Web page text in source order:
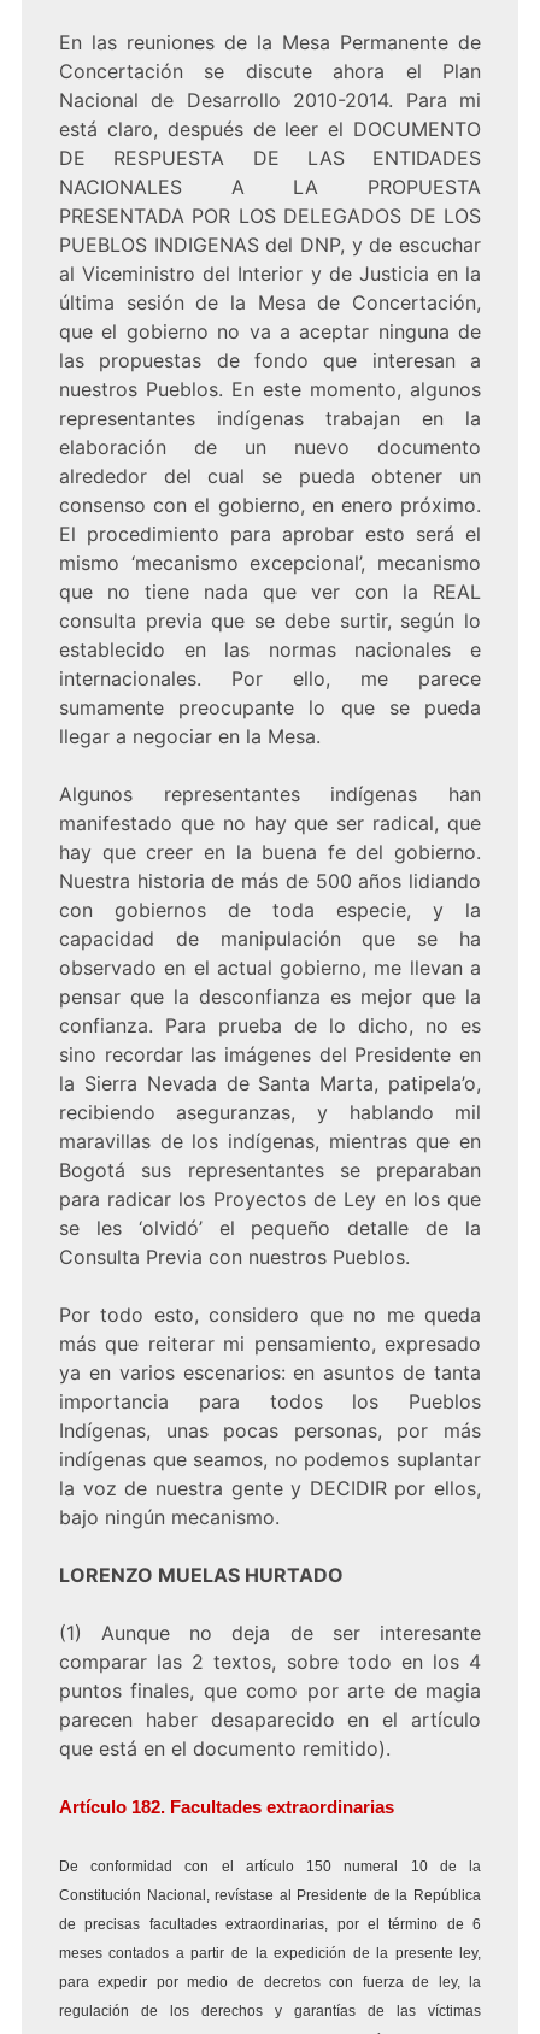
En las reuniones de la Mesa Permanente de
Concertación se discute ahora el Plan
Nacional de Desarrollo 2010-2014. Para mi
está claro, después de leer el DOCUMENTO
DE RESPUESTA DE LAS ENTIDADES
NACIONALES A LA PROPUESTA
PRESENTADA POR LOS DELEGADOS DE LOS
PUEBLOS INDIGENAS del DNP, y de escuchar
al Viceministro del Interior y de Justicia en la
última sesión de la Mesa de Concertación,
que el gobierno no va a aceptar ninguna de
las propuestas de fondo que interesan a
nuestros Pueblos. En este momento, algunos
representantes indígenas trabajan en la
elaboración de un nuevo documento
alrededor del cual se pueda obtener un
consenso con el gobierno, en enero próximo.
El procedimiento para aprobar esto será el
mismo ‘mecanismo excepcional’, mecanismo
que no tiene nada que ver con la REAL
consulta previa que se debe surtir, según lo
establecido en las normas nacionales e
internacionales. Por ello, me parece
sumamente preocupante lo que se pueda
llegar a negociar en la Mesa.
Algunos representantes indígenas han
manifestado que no hay que ser radical, que
hay que creer en la buena fe del gobierno.
Nuestra historia de más de 500 años lidiando
con gobiernos de toda especie, y la
capacidad de manipulación que se ha
observado en el actual gobierno, me llevan a
pensar que la desconfianza es mejor que la
confianza. Para prueba de lo dicho, no es
sino recordar las imágenes del Presidente en
la Sierra Nevada de Santa Marta, patipela’o,
recibiendo aseguranzas, y hablando mil
maravillas de los indígenas, mientras que en
Bogotá sus representantes se preparaban
para radicar los Proyectos de Ley en los que
se les ‘olvidó’ el pequeño detalle de la
Consulta Previa con nuestros Pueblos.
Por todo esto, considero que no me queda
más que reiterar mi pensamiento, expresado
ya en varios escenarios: en asuntos de tanta
importancia para todos los Pueblos
Indígenas, unas pocas personas, por más
indígenas que seamos, no podemos suplantar
la voz de nuestra gente y DECIDIR por ellos,
bajo ningún mecanismo.
LORENZO MUELAS HURTADO
(1) Aunque no deja de ser interesante
comparar las 2 textos, sobre todo en los 4
puntos finales, que como por arte de magia
parecen haber desaparecido en el artículo
que está en el documento remitido).
Artículo 182. Facultades extraordinarias
De conformidad con el artículo 150 numeral 10 de la
Constitución Nacional, revístase al Presidente de la República
de precisas facultades extraordinarias, por el término de 6
meses contados a partir de la expedición de la presente ley,
para expedir por medio de decretos con fuerza de ley, la
regulación de los derechos y garantías de las víctimas